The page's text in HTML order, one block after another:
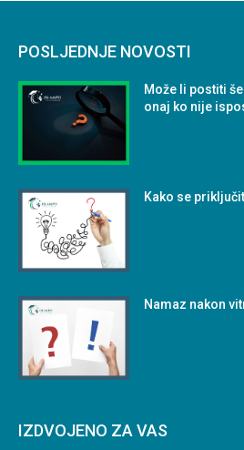
POSLJEDNJE NOVOSTI
Može li postiti
onaj ko nije
Kako se
Namaz nakon
IZDVOJENO ZA VAS